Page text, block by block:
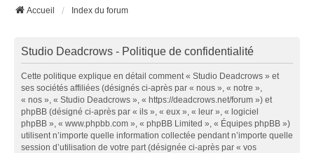
Accueil Index du forum
Studio Deadcrows - Politique de confidentialité
Cette politique explique en détail comment « Studio Deadcrows » et
ses sociétés affiliées (désignés ci-après par « nous », « notre »,
« nos », « Studio Deadcrows », « https://deadcrows.net/forum ») et
phpBB (désigné ci-après par « ils », « eux », « leur », « logiciel
phpBB », « www.phpbb.com », « phpBB Limited », « Équipes phpBB »)
utilisent n’importe quelle information collectée pendant n’importe quelle
session d’utilisation de votre part (désignée ci-après par « vos